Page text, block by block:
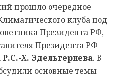
прошло очередное
клуба под
Президента РФ,
Президента РФ
Р.С.-Х. Эдельгериева. В
основные темы